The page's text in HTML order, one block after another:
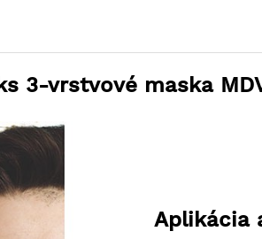
3-vrstvové maska
Aplikácia